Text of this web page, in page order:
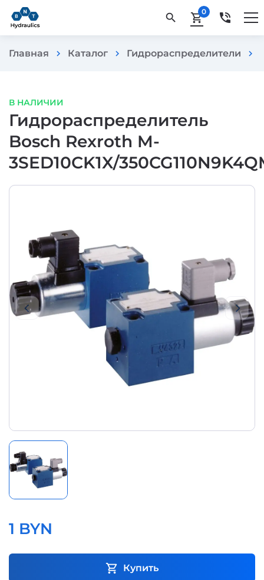
search shopping_cart0 phone_in_talk
Главная chevron_right Каталог chevron_right Гидрораспределители chevron_right
В НАЛИЧИИ
Гидрораспределитель
Bosch Rexroth M-
3SED10CK1X/
1 BYN
shopping_cart Купить